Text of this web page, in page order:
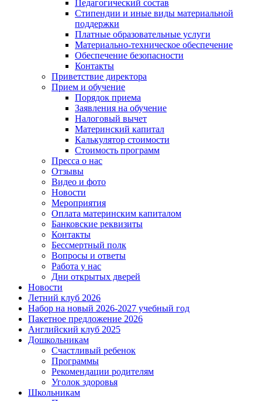
Педагогический состав
Стипендии и иные виды материальной
поддержки
Платные образовательные услуги
Материально-техническое обеспечение
Обеспечение безопасности
Контакты
Приветствие директора
Прием и обучение
Порядок приема
Заявления на обучение
Налоговый вычет
Материнский капитал
Калькулятор стоимости
Стоимость программ
Пресса о нас
Отзывы
Видео и фото
Новости
Мероприятия
Оплата материнским капиталом
Банковские реквизиты
Контакты
Бессмертный полк
Вопросы и ответы
Работа у нас
Дни открытых дверей
Новости
Летний клуб 2026
Набор на новый 2026-2027 учебный год
Пакетное предложение 2026
Английский клуб 2025
Дошкольникам
Счастливый ребенок
Программы
Рекомендации родителям
Уголок здоровья
Школьникам